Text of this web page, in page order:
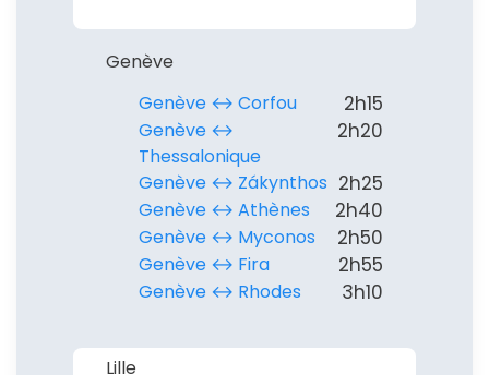
Genève
Genève ↔︎ Corfou
2h15
Genève ↔︎
Thessalonique
2h20
Genève ↔︎ Zákynthos 2h25
Genève ↔︎ Athènes 2h40
Genève ↔︎ Myconos 2h50
Genève ↔︎ Fira 2h55
Genève ↔︎ Rhodes 3h10
Lille
Continuer avec Apple
ou connectez-vous par mail